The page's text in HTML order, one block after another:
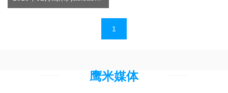
1
鹰米媒体